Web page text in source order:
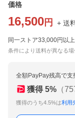
価格
16,500 円 + 送
同一ストア33,000円以
条件により送料が異なる場
全額PayPay残高で
獲得 5% （
獲得のうち4.5%は利用